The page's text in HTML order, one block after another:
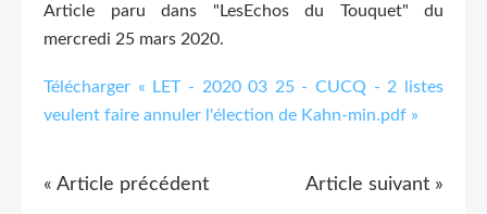
Article paru dans "LesEchos du Touquet" du
mercredi 25 mars 2020.
Télécharger « LET - 2020 03 25 - CUCQ - 2 listes
veulent faire annuler l'élection de Kahn-min.pdf »
« Article précédent Article suivant »